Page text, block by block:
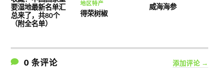
要湿地最新名单汇
总来了，共80个
（附全名单）
地区特产
得荣树椒
威海海参
0 条评论 添加评论 →